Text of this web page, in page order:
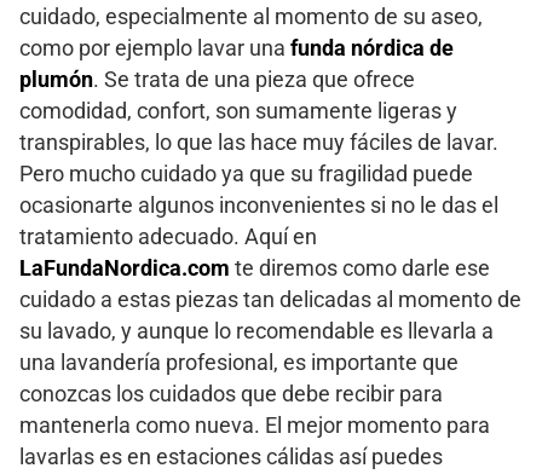
cuidado, especialmente al momento de su aseo,
como por ejemplo lavar una funda nórdica de
plumón. Se trata de una pieza que ofrece
comodidad, confort, son sumamente ligeras y
transpirables, lo que las hace muy fáciles de lavar.
Pero mucho cuidado ya que su fragilidad puede
ocasionarte algunos inconvenientes si no le das el
tratamiento adecuado. Aquí en
LaFundaNordica.com te diremos como darle ese
cuidado a estas piezas tan delicadas al momento de
su lavado, y aunque lo recomendable es llevarla a
una lavandería profesional, es importante que
conozcas los cuidados que debe recibir para
mantenerla como nueva. El mejor momento para
lavarlas es en estaciones cálidas así puedes